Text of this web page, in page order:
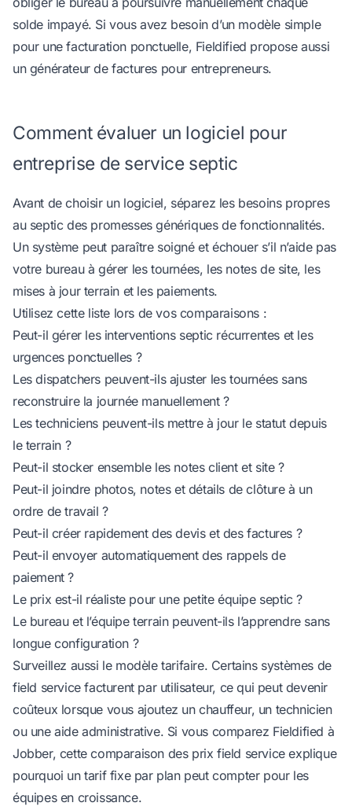
solde impayé. Si vous avez besoin d’un modèle simple
pour une facturation ponctuelle, Fieldified propose aussi
un générateur de factures pour entrepreneurs.
Comment évaluer un logiciel pour
entreprise de service septic
Avant de choisir un logiciel, séparez les besoins propres
au septic des promesses génériques de fonctionnalités.
Un système peut paraître soigné et échouer s’il n’aide pas
votre bureau à gérer les tournées, les notes de site, les
mises à jour terrain et les paiements.
Utilisez cette liste lors de vos comparaisons :
Peut-il gérer les interventions septic récurrentes et les
urgences ponctuelles ?
Les dispatchers peuvent-ils ajuster les tournées sans
reconstruire la journée manuellement ?
Les techniciens peuvent-ils mettre à jour le statut depuis
le terrain ?
Peut-il stocker ensemble les notes client et site ?
Peut-il joindre photos, notes et détails de clôture à un
ordre de travail ?
Peut-il créer rapidement des devis et des factures ?
Peut-il envoyer automatiquement des rappels de
paiement ?
Le prix est-il réaliste pour une petite équipe septic ?
Le bureau et l’équipe terrain peuvent-ils l’apprendre sans
longue configuration ?
Surveillez aussi le modèle tarifaire. Certains systèmes de
field service facturent par utilisateur, ce qui peut devenir
coûteux lorsque vous ajoutez un chauffeur, un technicien
ou une aide administrative. Si vous comparez Fieldified à
Jobber, cettecomparaison des prix field serviceexplique
pourquoi un tarif fixe par plan peut compter pour les
équipes en croissance.